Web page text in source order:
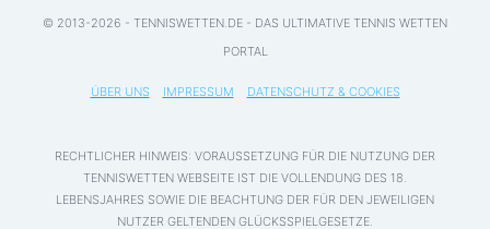
© 2013-2026 - TENNISWETTEN.DE - DAS ULTIMATIVE TENNIS WETTEN
PORTAL
ÜBER UNS IMPRESSUM DATENSCHUTZ & COOKIES
RECHTLICHER HINWEIS: VORAUSSETZUNG FÜR DIE NUTZUNG DER
TENNISWETTEN WEBSEITE IST DIE VOLLENDUNG DES 18.
LEBENSJAHRES SOWIE DIE BEACHTUNG DER FÜR DEN JEWEILIGEN
NUTZER GELTENDEN GLÜCKSSPIELGESETZE.